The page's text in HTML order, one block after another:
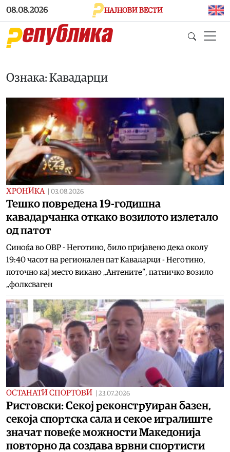
Skip to main content
08.08.2026 НАЈНОВИ ВЕСТИ
Ознака: Кавадарци
ХРОНИКА 03.08.2026
Тешко повредена 19-годишна
кавадарчанка откако возилото излетало
од патот
Синоќа во ОВР - Неготино, било пријавено дека околу
19:40 часот на регионален пат Кавадарци - Неготино,
поточно кај место викано „Антените“, патничко возило
„фолксваген
ОСТАНАТИ СПОРТОВИ 23.07.2026
Ристовски: Секој реконструиран базен,
секоја спортска сала и секое игралиште
значат повеќе можности Македонија
повторно да создава врвни спортисти